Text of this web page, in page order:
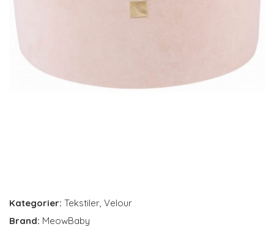
Kategorier: Tekstiler Velour
Brand: MeowBaby